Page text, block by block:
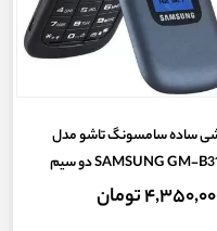
ساده سامسونگ تاشو مدل
SAMSUNG GM-B311V دو سیم
کارت(گارانتی سلامت 7روز + رجیستر
تومان